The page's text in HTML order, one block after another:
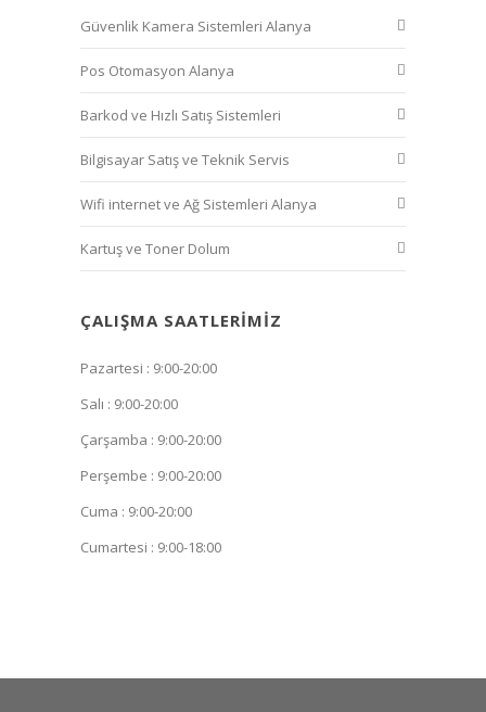
Güvenlik Kamera Sistemleri Alanya
Pos Otomasyon Alanya
Barkod ve Hızlı Satış Sistemleri
Bilgisayar Satış ve Teknik Servis
Wifi internet ve Ağ Sistemleri Alanya
Kartuş ve Toner Dolum
ÇALIŞMA SAATLERIMIZ
Pazartesi : 9:00-20:00
Salı : 9:00-20:00
Çarşamba : 9:00-20:00
Perşembe : 9:00-20:00
Cuma : 9:00-20:00
Cumartesi : 9:00-18:00